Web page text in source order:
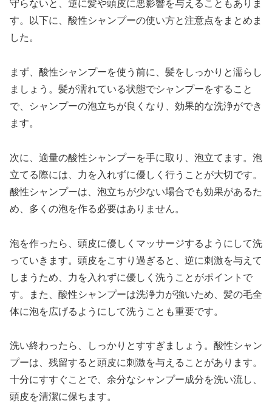
守らないと、逆に髪や頭皮に悪影響を与えることもありま
す。以下に、酸性シャンプーの使い方と注意点をまとめま
した。
まず、酸性シャンプーを使う前に、髪をしっかりと濡らし
ましょう。髪が濡れている状態でシャンプーをすること
で、シャンプーの泡立ちが良くなり、効果的な洗浄ができ
ます。
次に、適量の酸性シャンプーを手に取り、泡立てます。泡
立てる際には、力を入れずに優しく行うことが大切です。
酸性シャンプーは、泡立ちが少ない場合でも効果があるた
め、多くの泡を作る必要はありません。
泡を作ったら、頭皮に優しくマッサージするようにして洗
っていきます。頭皮をこすり過ぎると、逆に刺激を与えて
しまうため、力を入れずに優しく洗うことがポイントで
す。また、酸性シャンプーは洗浄力が強いため、髪の毛全
体に泡を広げるようにして洗うことも重要です。
洗い終わったら、しっかりとすすぎましょう。酸性シャン
プーは、残留すると頭皮に刺激を与えることがあります。
十分にすすぐことで、余分なシャンプー成分を洗い流し、
頭皮を清潔に保ちます。